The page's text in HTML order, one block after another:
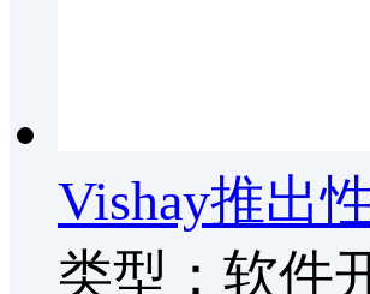
Vishay推出
类型：软件